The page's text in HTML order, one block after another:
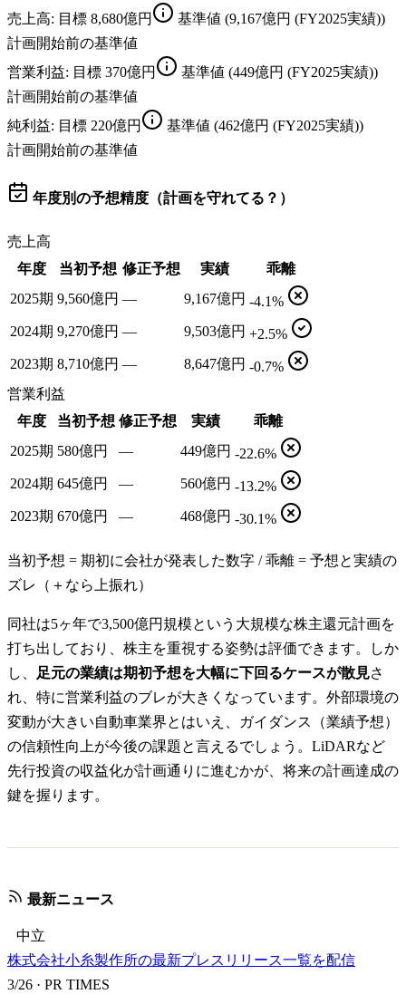
売上高: 目標 8,680億円 基準値 (9,167億円 (FY2025実績))
計画開始前の基準値
営業利益: 目標 370億円 基準値 (449億円 (FY2025実績))
計画開始前の基準値
純利益: 目標 220億円 基準値 (462億円 (FY2025実績))
計画開始前の基準値
年度別の予想精度（計画を守れてる？）
売上高
年度
当初予想 修正予想 実績
乖離
2025期 9,560億円 — 9,167億円 -4.1%
2024期 9,270億円 — 9,503億円 +2.5%
2023期 8,710億円 — 8,647億円 -0.7%
営業利益
年度
当初予想 修正予想 実績
乖離
2025期 580億円 — 449億円 -22.6%
2024期 645億円 — 560億円 -13.2%
2023期 670億円 — 468億円 -30.1%
当初予想 = 期初に会社が発表した数字 / 乖離 = 予想と実績の
ズレ（＋なら上振れ）
同社は5ヶ年で3,500億円規模という大規模な株主還元計画を
打ち出しており、株主を重視する姿勢は評価できます。しか
し、
足元の業績は期初予想を大幅に下回るケースが散見さ
れ、特に営業利益のブレが大きくなっています。外部環境の
変動が大きい自動車業界とはいえ、ガイダンス（業績予想）
の信頼性向上が今後の課題と言えるでしょう。LiDARなど
先行投資の収益化が計画通りに進むかが、将来の計画達成の
鍵を握ります。
最新ニュース
中立
株式会社小糸製作所の最新プレスリリース一覧を配信
3/26 · PR TIMES